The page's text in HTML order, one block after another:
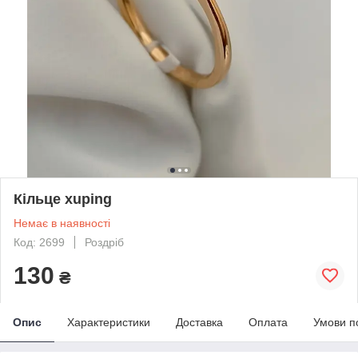
Кільце xuping
Немає в наявності
Код: 2699
Роздріб
130 ₴
Опис Характеристики Доставка Оплата Умови